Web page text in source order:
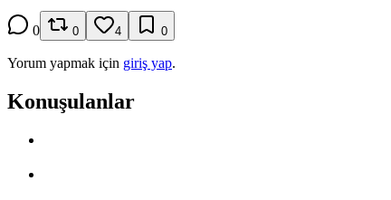
0 0 4 0
Yorum yapmak için giriş yap.
Konuşulanlar